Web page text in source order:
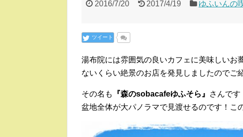
2016/7/20 2017/4/19 ゆふいんの
ツイート
湯布院には雰囲気の良いカフェに美味しいお
ないくらい絶景のお店を発見しましたのでご
その名も 『森のsobacafeゆふそら』
さんで
盆地全体が大パノラマで見渡せるのです！こ